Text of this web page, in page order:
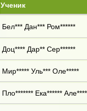
Ученик
Бел*** Дан*** Ром******
Доц**** Дар** Сер******
Мир***** Уль*** Оле*****
Пло******* Ека******